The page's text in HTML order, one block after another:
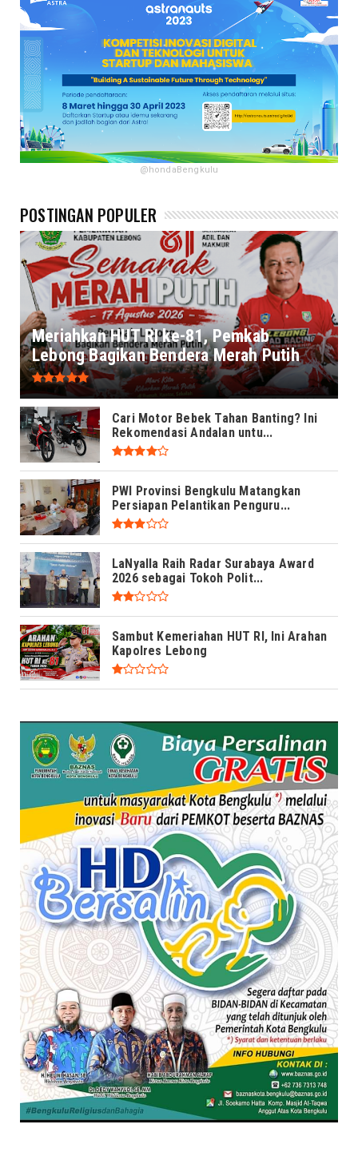
@hondaBengkulu
POSTINGAN POPULER
Meriahkan HUT RI ke-81, Pemkab
Lebong Bagikan Bendera Merah Putih
Cari Motor Bebek Tahan Banting? Ini
Rekomendasi Andalan untu...
PWI Provinsi Bengkulu Matangkan
Persiapan Pelantikan Penguru...
LaNyalla Raih Radar Surabaya Award
2026 sebagai Tokoh Polit...
Sambut Kemeriahan HUT RI, Ini Arahan
Kapolres Lebong